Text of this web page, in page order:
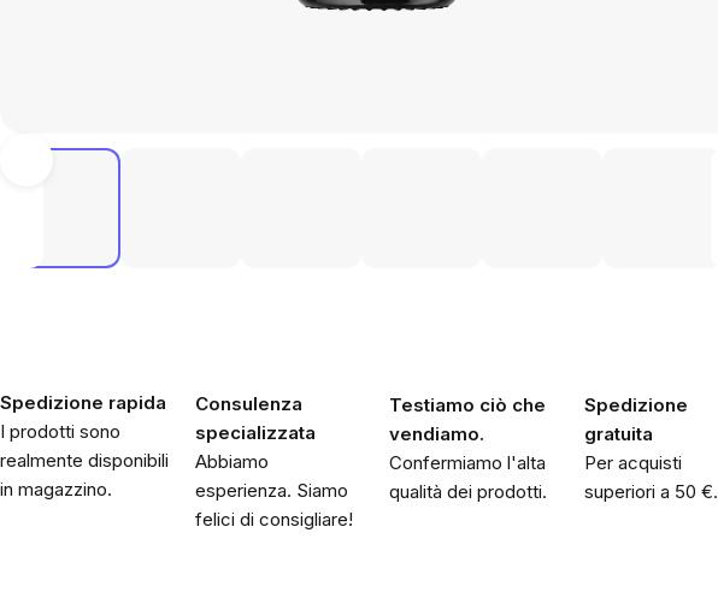
Spedizione rapida
I prodotti sono
realmente disponibili
in magazzino.
Consulenza
specializzata
Abbiamo
esperienza. Siamo
felici di consigliare!
Testiamo ciò che
vendiamo.
Confermiamo l'alta
qualità dei prodotti.
Spedizione
gratuita
Per acquisti
superiori a 50 €.